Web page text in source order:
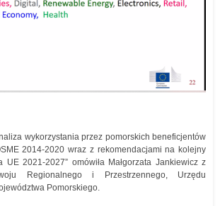
wykorzystania przez pomorskich beneficjentów
2014-2020 wraz z rekomendacjami na kolejny
UE 2021-2027” omówiła Małgorzata Jankiewicz z
Regionalnego i Przestrzennego, Urzędu
Pomorskiego.